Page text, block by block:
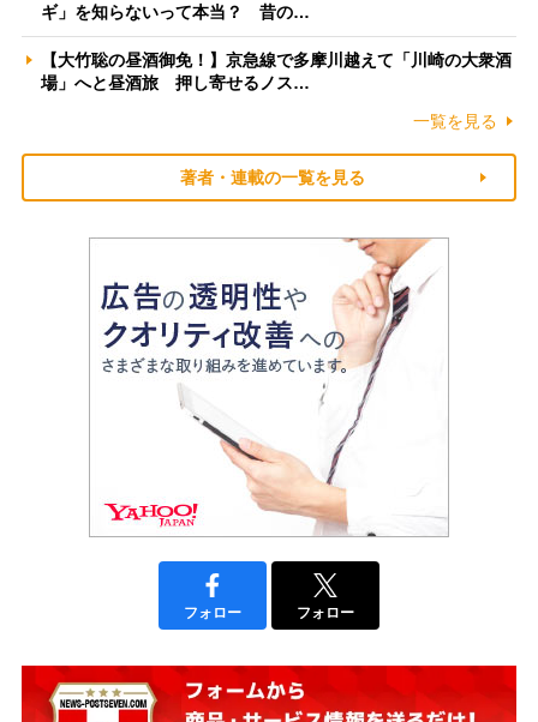
ギ」を知らないって本当？ 昔の…
【大竹聡の昼酒御免！】京急線で多摩川越えて「川崎の大衆酒
場」へと昼酒旅 押し寄せるノス…
一覧を見る
著者・連載の一覧を見る
フォロー フォロー